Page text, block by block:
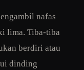
nafas
lima. Tiba-tiba
berdiri atau
dinding